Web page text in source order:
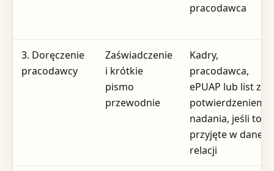
pracodawca
3. Doręczenie
pracodawcy
Zaświadczenie
i krótkie
pismo
przewodnie
Kadry,
pracodawca,
ePUAP lub list z
potwierdzeniem
nadania, jeśli to
przyjęte w danej
relacji